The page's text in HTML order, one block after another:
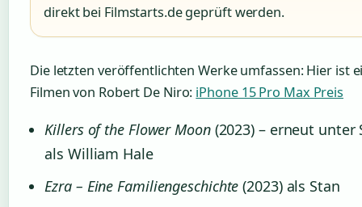
direkt bei Filmstarts.de geprüft werden.
Die letzten veröffentlichten Werke umfassen: Hier ist
Filmen von Robert De Niro: iPhone 15 Pro Max Preis
Killers of the Flower Moon(2023) – erneut unter
als William Hale
Ezra – Eine Familiengeschichte (2023) als Stan